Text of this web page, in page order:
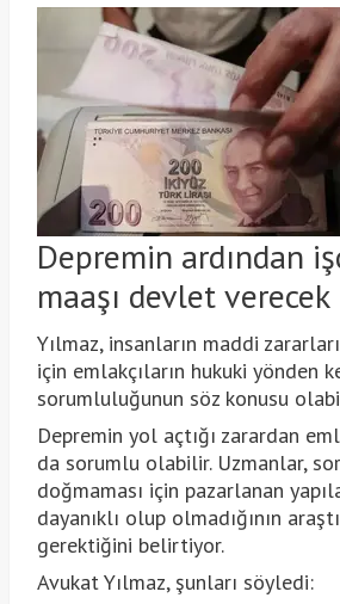
Depremin ardından
maaşı devlet verecek
Yılmaz, insanların maddi
için emlakçıların hukuki yönden
sorumluluğunun söz konusu
Depremin yol açtığı zarardan
da sorumlu olabilir. Uzmanlar,
doğmaması için pazarlanan
dayanıklı olup olmadığının
gerektiğini belirtiyor.
Avukat Yılmaz, şunları söyledi: